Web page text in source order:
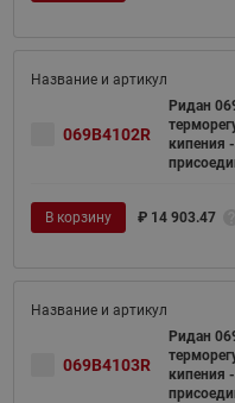
069B4102R
Ридан
кипения
В корзину ₽ 14 903.47
069B4103R
Ридан
кипения